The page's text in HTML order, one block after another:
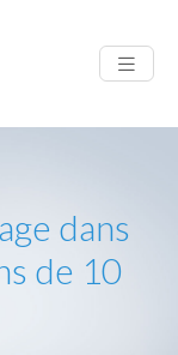
dans
de 10